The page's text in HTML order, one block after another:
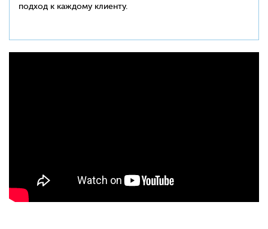
подход к каждому клиенту.